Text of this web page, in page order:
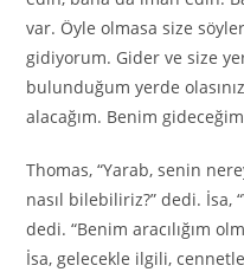
var. Öyle olmasa size
gidiyorum. Gider ve size
bulunduğum yerde
alacağım. Benim
Thomas, “Yarab, senin
nasıl bilebiliriz?” dedi. İsa,
dedi. “Benim aracılığım
İsa, gelecekle ilgili,